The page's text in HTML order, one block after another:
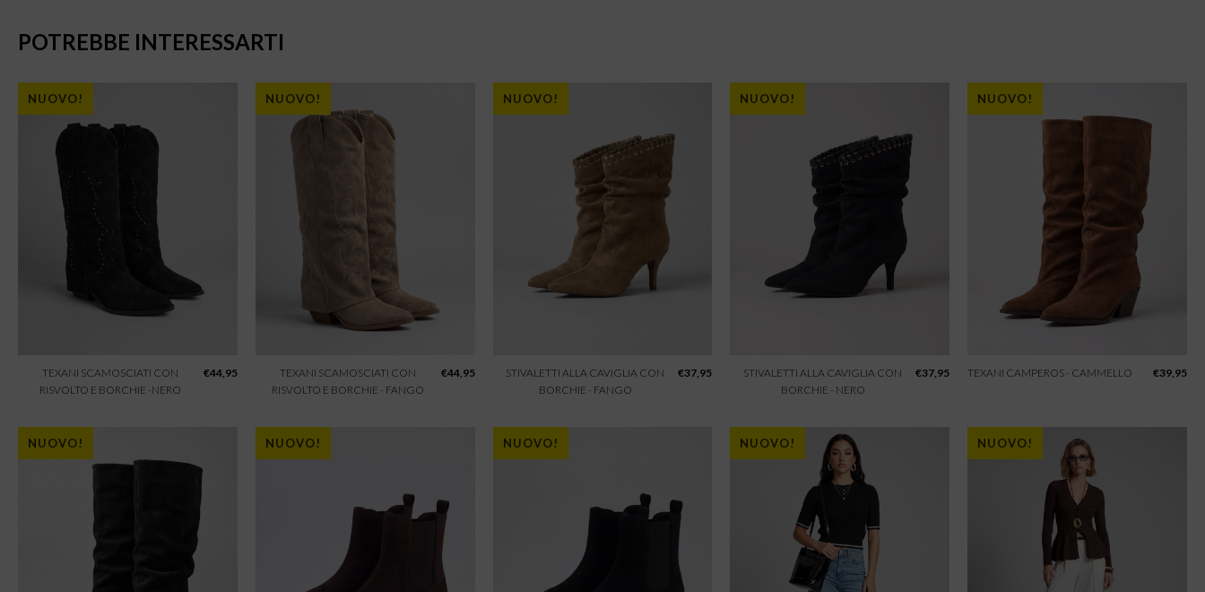
POTREBBE INTERESSARTI
NUOVO!
TEXANI SCAMOSCIATI CON
RISVOLTO E BORCHIE -NERO
€44,95
NUOVO!
TEXANI SCAMOSCIATI CON
RISVOLTO E BORCHIE - FANGO
€44,95
NUOVO!
STIVALETTI ALLA CAVIGLIA CON
BORCHIE - FANGO
€37,95
NUOVO!
STIVALETTI ALLA CAVIGLIA CON
BORCHIE - NERO
€37,95
NUOVO!
TEXANI CAMPEROS - CAMMELLO €39,95
NUOVO! NUOVO! NUOVO! NUOVO! NUOVO!